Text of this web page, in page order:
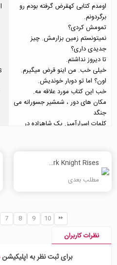
اومدم کتابی کهقرض گرفته بودم رو
برگردونم.
تمومش کردی؟
نمیتونستم زمین بزارمش. چیز
جدیدی داری؟
تا دیروز نداشتم.
خیلی خب. من اینو قرض میگیرم.
اون؟ اما تو دوبار خوندیش.
خب این کتاب مورد علاقه مه.
مکان های دور ، شمشیر جسورانه می
جنگد
کلمات اسرارآمیز. یک شاهزاده در
اما اقا..... من اصرار می کنم که برش
داری.
The Dark Knight Rises
مطلب بعدی
7 8 9 10
نظرات کاربران
برای ثبت نظر به اپلیکیشن